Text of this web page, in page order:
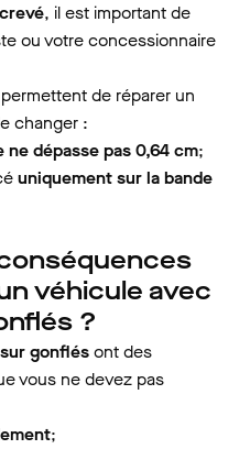
, il est important de
ou votre concessionnaire
de réparer un
changer :
ne dépasse pas 0,64 cm;
uniquement sur la bande
véhicule avec
?
gonflésont des
vous ne devez pas
;